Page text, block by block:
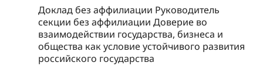
Доклад без аффилиации Руководитель
секции без аффилиации Доверие во
взаимодействии государства, бизнеса и
общества как условие устойчивого развития
российского государства